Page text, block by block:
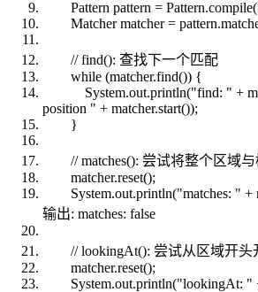
Pattern pattern =
Matcher matcher =
// find(): 查找下一个匹配
while (matcher.find()) {
System.out.println("find: " +
position " + matcher.start());
}
// matches(): 尝试将整个区域与
matcher.reset();
System.out.println("matches: " +
输出: matches: false
// lookingAt(): 尝试从区域开头
matcher.reset();
System.out.println("lookingAt: "